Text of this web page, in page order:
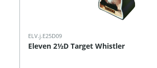
ELV.j.E25D09
Eleven 2½D Target Whistler